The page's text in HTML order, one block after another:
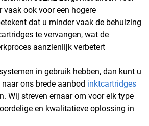
vaak ook voor een hogere
dat u minder vaak de behuizing
te vervangen, wat de
aanzienlijk verbetert
in gebruik hebben, dan kunt u
ons brede aanbod inktcartridges
Wij streven ernaar om voor elk type
en kwalitatieve oplossing in